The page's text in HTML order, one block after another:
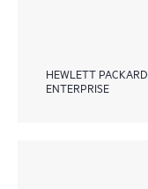
HEWLETT PACKARD
ENTERPRISE